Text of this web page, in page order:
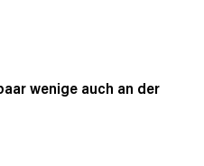
wenige auch an der